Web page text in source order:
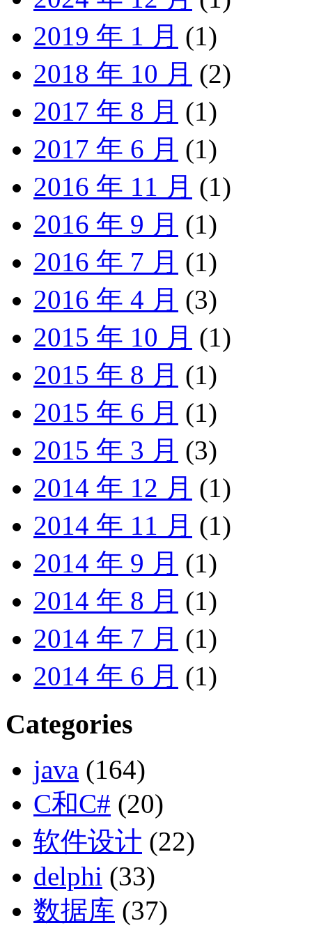
2019 年 1 月 (1)
2018 年 10 月 (2)
2017 年 8 月 (1)
2017 年 6 月 (1)
2016 年 11 月 (1)
2016 年 9 月 (1)
2016 年 7 月 (1)
2016 年 4 月 (3)
2015 年 10 月 (1)
2015 年 8 月 (1)
2015 年 6 月 (1)
2015 年 3 月 (3)
2014 年 12 月 (1)
2014 年 11 月 (1)
2014 年 9 月 (1)
2014 年 8 月 (1)
2014 年 7 月 (1)
2014 年 6 月 (1)
Categories
java (164)
C和C# (20)
软件设计 (22)
delphi (33)
数据库 (37)